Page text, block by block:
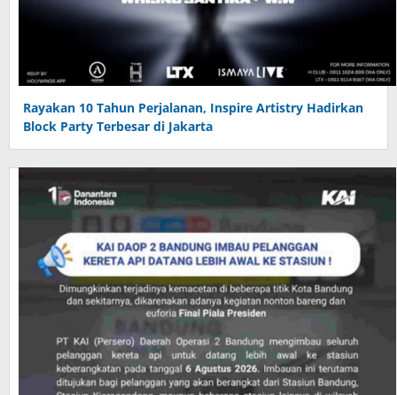
Rayakan 10 Tahun Perjalanan, Inspire Artistry Hadirkan
Block Party Terbesar di Jakarta